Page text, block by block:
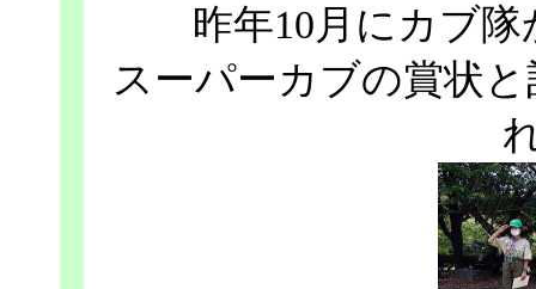
昨年10月にカブ
スーパーカブの賞状